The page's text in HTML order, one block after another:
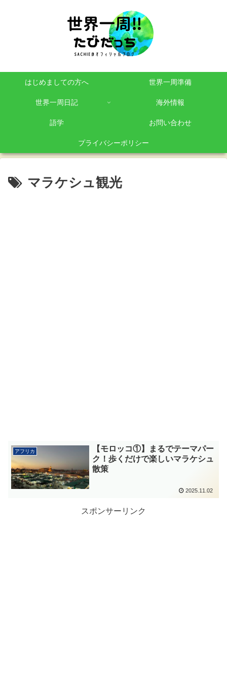
はじめましての方へ 世界一周準備
世界一周日記 海外情報
語学 お問い合わせ
プライバシーポリシー
マラケシュ観光
アフリカ
【モロッコ①】まるでテーマパー
ク！歩くだけで楽しいマラケシュ
散策
2025.11.02
スポンサーリンク